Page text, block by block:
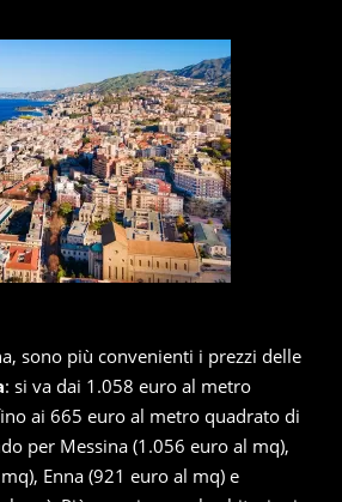
sono più convenienti i prezzi delle
: si va dai 1.058 euro al metro
ai 665 euro al metro quadrato di
per Messina (1.056 euro al mq),
Enna (921 euro al mq) e